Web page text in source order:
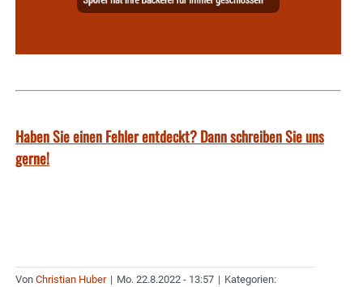
Haben Sie einen Fehler entdeckt? Dann schreiben Sie uns
gerne!
Von Christian Huber | Mo. 22.8.2022 - 13:57 | Kategorien: